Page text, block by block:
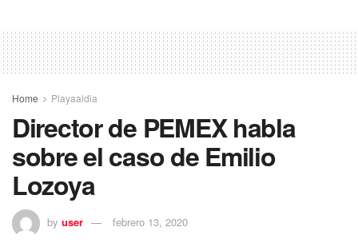
Home Playaaldia
Director de PEMEX habla
sobre el caso de Emilio
Lozoya
by user febrero 13, 2020